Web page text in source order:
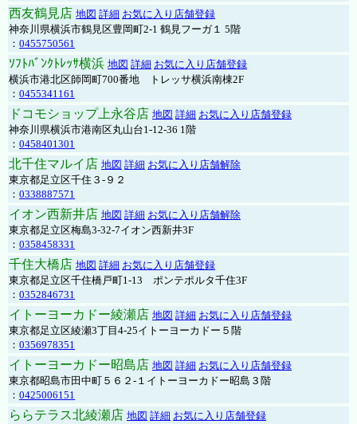
西友鶴見店 地図 詳細 お気に入り店舗登録
神奈川県横浜市鶴見区豊岡町2-1 鶴見フーガ１ 5階
： 0455750561
ｿﾌﾄﾊﾞﾝｸﾄﾚｯｻ横浜 地図 詳細 お気に入り店舗登録
横浜市港北区師岡町700番地 トレッサ横浜南棟2F
： 0455341161
ドコモショップ上永谷店 地図 詳細 お気に入り店舗登録
神奈川県横浜市港南区丸山台1-12-36 1階
： 0458401301
北千住マルイ店 地図 詳細 お気に入り店舗解除
東京都足立区千住３-９２
： 0338887571
イオン西新井店 地図 詳細 お気に入り店舗解除
東京都足立区梅島3-32-7イオン西新井3F
： 0358458331
千住大橋店 地図 詳細 お気に入り店舗登録
東京都足立区千住橋戸町1-13 ポンテポルタ千住3F
： 0352846731
イトーヨーカドー綾瀬店 地図 詳細 お気に入り店舗登録
東京都足立区綾瀬3丁目4-25イトーヨーカドー５階
： 0356978351
イトーヨーカドー昭島店 地図 詳細 お気に入り店舗登録
東京都昭島市田中町５６２-１イトーヨーカドー昭島３階
： 0425006151
ららテラス北綾瀬店 地図 詳細 お気に入り店舗登録